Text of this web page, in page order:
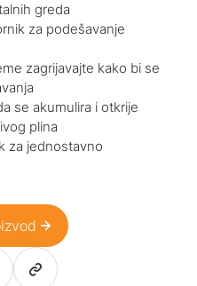
greda
za podešavanje
zagrijavajte kako bi se
se akumulira i otkrije
plina
za jednostavno